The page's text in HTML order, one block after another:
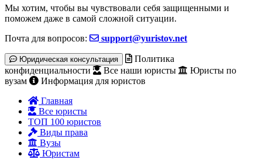
Мы хотим, чтобы вы чувствовали себя защищенными и
поможем даже в самой сложной ситуации.
Почта для вопросов:
support@yuristov.net
Юридическая консультация
Политика
конфиденциальности
Все наши юристы
Юристы по
вузам
Информация для юристов
Главная
Все юристы
ТОП 100 юристов
Виды права
Вузы
Юристам